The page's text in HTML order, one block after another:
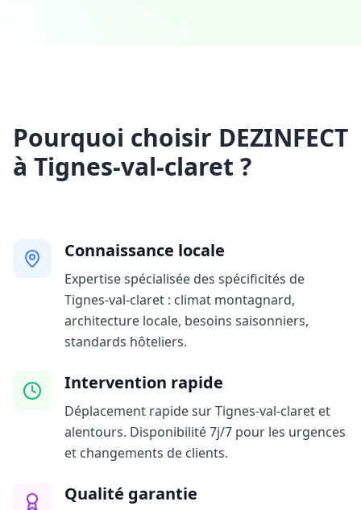
Pourquoi choisir DEZINFECT
à Tignes-val-claret ?
Connaissance locale
Expertise spécialisée des spécificités de
Tignes-val-claret : climat montagnard,
architecture locale, besoins saisonniers,
standards hôteliers.
Intervention rapide
Déplacement rapide sur Tignes-val-claret et
alentours. Disponibilité 7j/7 pour les urgences
et changements de clients.
Qualité garantie